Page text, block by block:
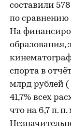
составили
по сравнению
На
образования,
спорта в
млрд рублей
41,7% всех
что на 6,7 п.